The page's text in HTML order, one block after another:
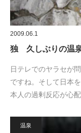
2009.06.1
独 久しぶりの温
日テレでのヤラセが
ですね。そして日本
本人の過剰反応が心
温泉